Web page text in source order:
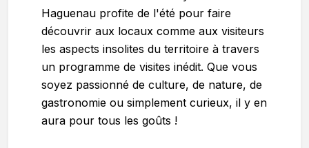
Haguenau profite de l'été pour faire
découvrir aux locaux comme aux visiteurs
les aspects insolites du territoire à travers
un programme de visites inédit. Que vous
soyez passionné de culture, de nature, de
gastronomie ou simplement curieux, il y en
aura pour tous les goûts !